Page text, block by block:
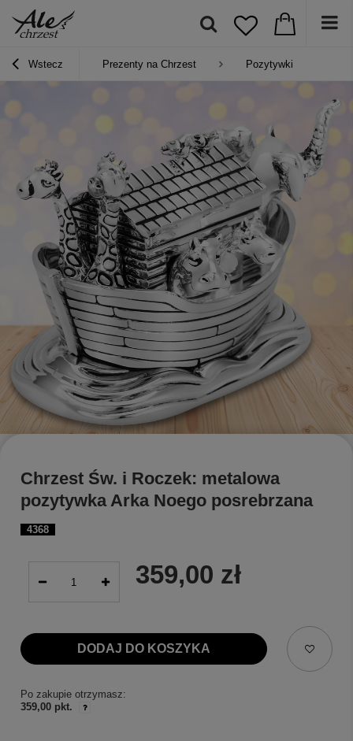
Wstecz Prezenty na Chrzest Pozytywki
4368
Chrzest Św. i Roczek: metalowa
pozytywka Arka Noego posrebrzana
359,00 zł
DODAJ DO KOSZYKA
Po zakupie otrzymasz:
359,00 pkt.